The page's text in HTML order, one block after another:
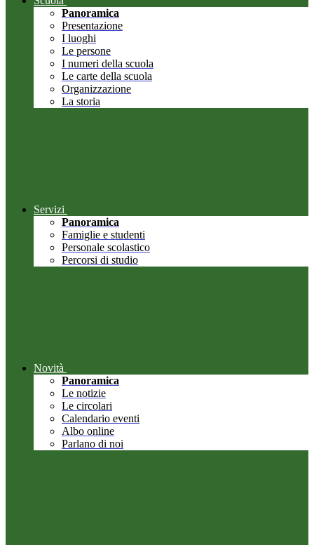
Panoramica
Presentazione
I luoghi
Le persone
I numeri della scuola
Le carte della scuola
Organizzazione
La storia
Servizi
Panoramica
Famiglie e studenti
Personale scolastico
Percorsi di studio
Novità
Panoramica
Le notizie
Le circolari
Calendario eventi
Albo online
Parlano di noi